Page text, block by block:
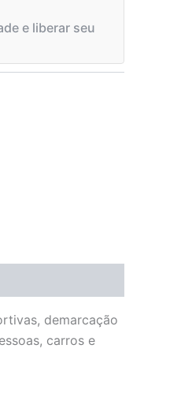
e liberar seu
demarcação
carros e